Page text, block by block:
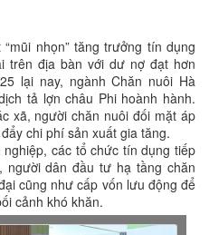
nhọn” tăng trưởng tín dụng
trên địa bàn với dư nợ đạt hơn
lại nay, ngành Chăn nuôi Hà
tả lợn châu Phi hoành hành.
xã, người chăn nuôi đối mặt áp
chi phí sản xuất gia tăng.
các tổ chức tín dụng tiếp
người dân đầu tư hạ tầng chăn
cũng như cấp vốn lưu động để
cảnh khó khăn.